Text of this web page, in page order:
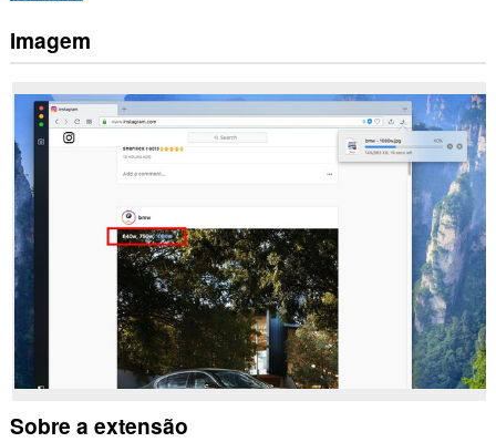
Esta
extensão
aceder
dados
em
alguns
sítios.
Imagem
Sobre a extensão